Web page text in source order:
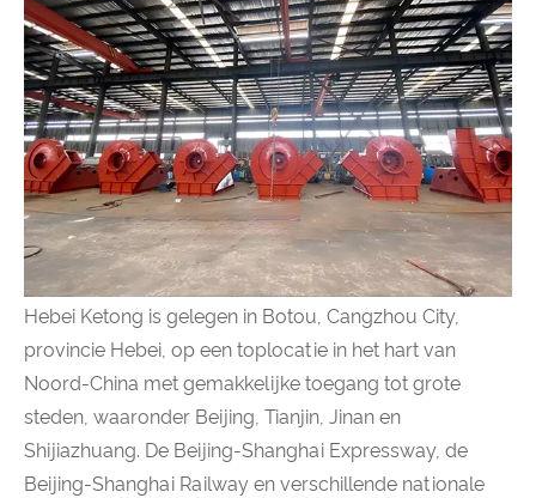
Hebei Ketong is gelegen in Botou, Cangzhou City,
provincie Hebei, op een toplocatie in het hart van
Noord-China met gemakkelijke toegang tot grote
steden, waaronder Beijing, Tianjin, Jinan en
Shijiazhuang. De Beijing-Shanghai Expressway, de
Beijing-Shanghai Railway en verschillende nationale